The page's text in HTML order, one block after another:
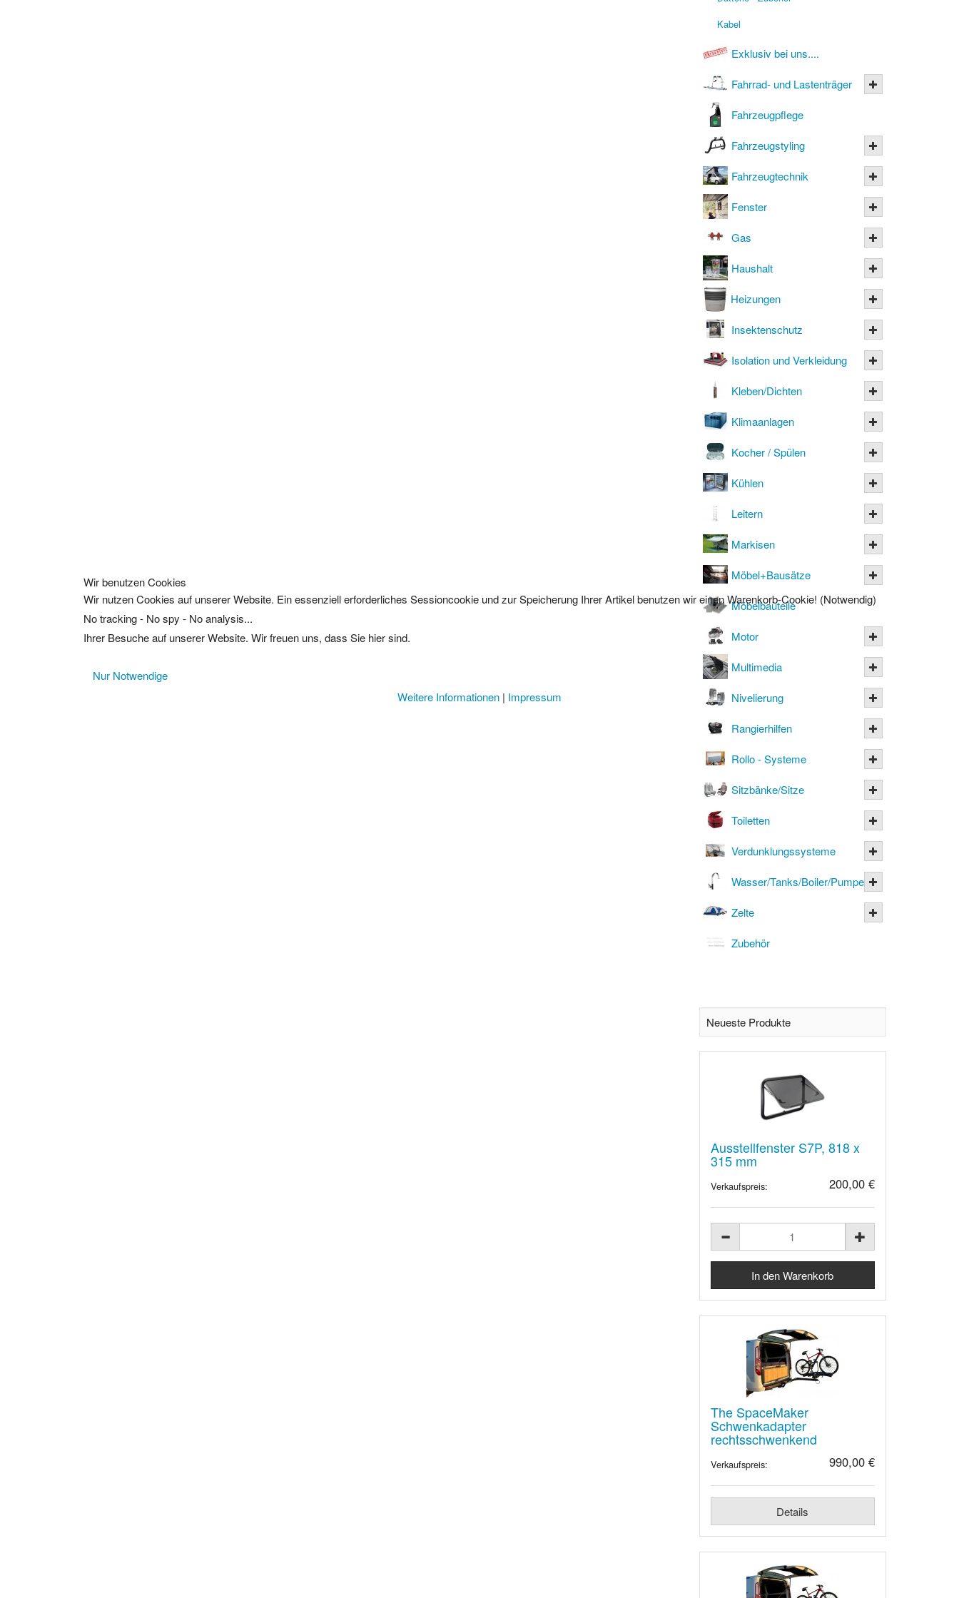
Kabel
Exklusiv bei uns....
Fahrrad- und Lastenträger
Fahrzeugpflege
Fahrzeugstyling
Fahrzeugtechnik
Fenster
Gas
Haushalt
Heizungen
Insektenschutz
Isolation und Verkleidung
Kleben/Dichten
Klimaanlagen
Kocher / Spülen
Kühlen
Leitern
Markisen
Möbel+Bausätze
Möbelbauteile
Motor
Multimedia
Nivelierung
Rangierhilfen
Rollo - Systeme
Sitzbänke/Sitze
Toiletten
Verdunklungssysteme
Wasser/Tanks/Boiler/Pumpen
Zelte
Zubehör
Neueste Produkte
Ausstellfenster S7P, 818 x
315 mm
Verkaufspreis: 200,00 €
The SpaceMaker
Schwenkadapter
rechtsschwenkend
Verkaufspreis: 990,00 €
Details
Wir benutzen Cookies
Wir nutzen Cookies auf unserer Website. Ein essenziell erforderliches Sessioncookie und zur Speicherung Ihrer Artikel benutzen wir einen Warenkorb-Cookie! (Notwendig)
No tracking - No spy - No analysis...
Ihrer Besuche auf unserer Website. Wir freuen uns, dass Sie hier sind.
Nur Notwendige
Weitere Informationen | Impressum